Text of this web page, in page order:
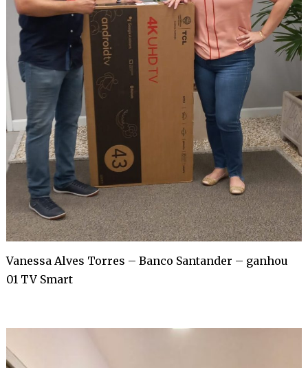
Vanessa Alves Torres – Banco Santander – ganhou
01 TV Smart